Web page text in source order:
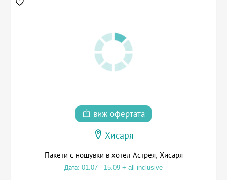
виж офертата
Хисаря
Пакети с нощувки в хотел Астрея, Хисаря
Дата: 01.07 - 15.09 + all inclusive